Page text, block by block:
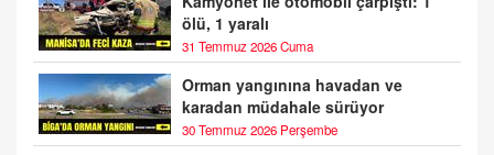
ölü, 1 yaralı
31 Temmuz 2026 Cuma
Orman yangınına havadan ve
karadan müdahale sürüyor
30 Temmuz 2026 Perşembe